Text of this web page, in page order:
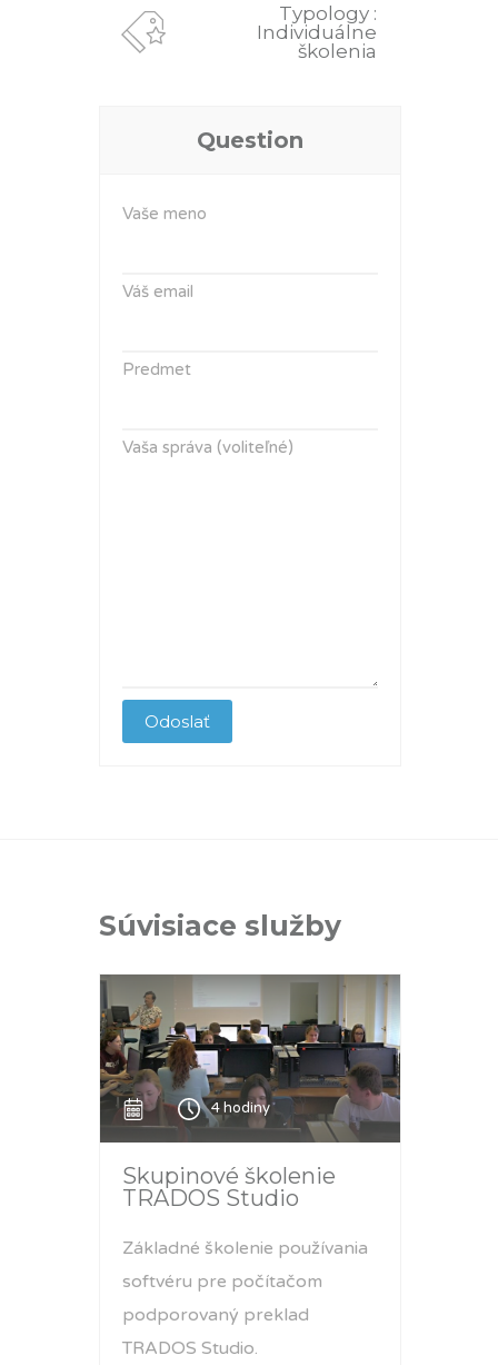
Typology :
Individuálne
školenia
Question
Vaše meno
Váš email
Predmet
Vaša správa (voliteľné)
Súvisiace služby
4 hodiny
Skupinové školenie
TRADOS Studio
Základné školenie používania
softvéru pre počítačom
podporovaný preklad
TRADOS Studio.